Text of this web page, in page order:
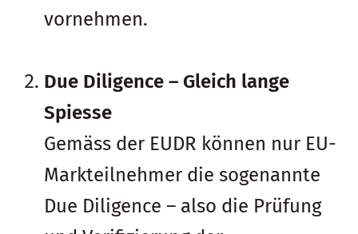
vornehmen.
Due Diligence – Gleich lange
Spiesse
Gemäss der EUDR können nur EU-
Markteilnehmer die sogenannte
Due Diligence – also die Prüfung